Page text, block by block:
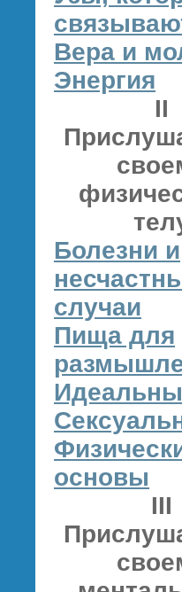
Вера и
Энергия
II
Болезни и
случаи
Пища для
основы
III